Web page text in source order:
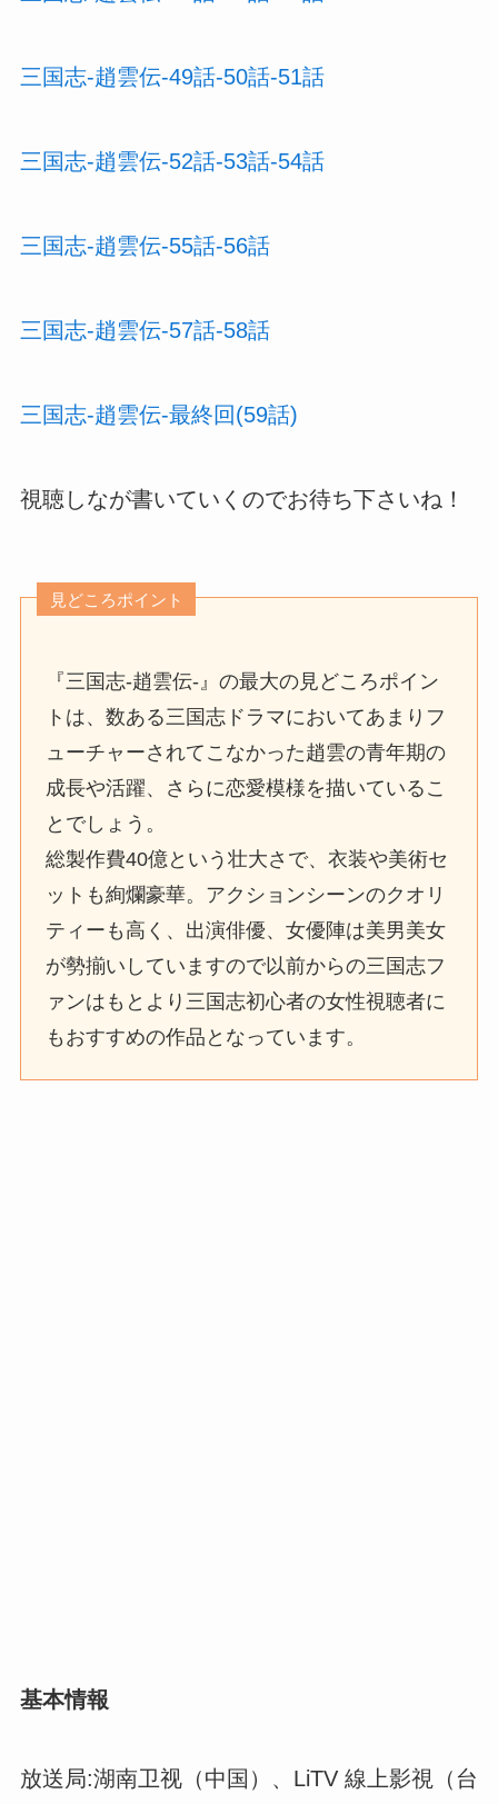
三国志-趙雲伝-49話-50話-51話
三国志-趙雲伝-52話-53話-54話
三国志-趙雲伝-55話-56話
三国志-趙雲伝-57話-58話
三国志-趙雲伝-最終回(59話)
視聴しなが書いていくのでお待ち下さいね！
見どころポイント
『三国志-趙雲伝-』の最大の見どころポイン
トは、数ある三国志ドラマにおいてあまりフ
ューチャーされてこなかった趙雲の青年期の
成長や活躍、さらに恋愛模様を描いているこ
とでしょう。
総製作費40億という壮大さで、衣装や美術セ
ットも絢爛豪華。アクションシーンのクオリ
ティーも高く、出演俳優、女優陣は美男美女
が勢揃いしていますので以前からの三国志フ
ァンはもとより三国志初心者の女性視聴者に
もおすすめの作品となっています。
基本情報
放送局:湖南卫视（中国）、LiTV 線上影視（台